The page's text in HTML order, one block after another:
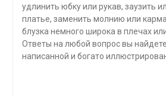
удлинить юбку или рукав, заузить
платье, заменить молнию или
блузка немного широка в плечах
Ответы на любой вопрос вы
написанной и богато